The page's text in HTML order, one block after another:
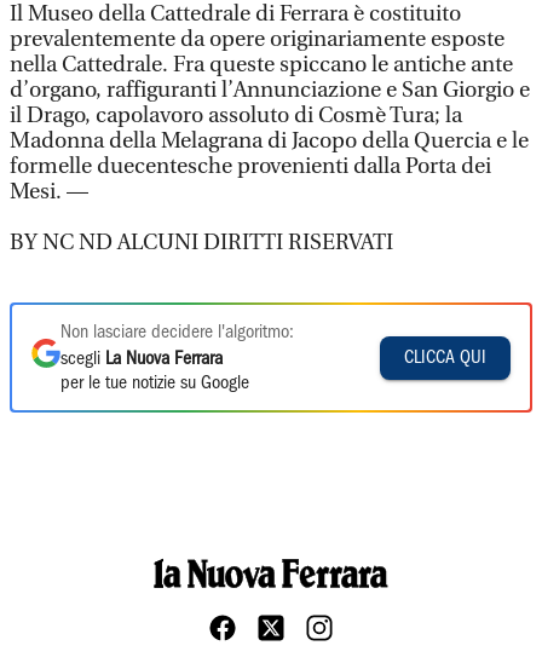
Il Museo della Cattedrale di Ferrara è costituito
prevalentemente da opere originariamente esposte
nella Cattedrale. Fra queste spiccano le antiche ante
d’organo, raffiguranti l’Annunciazione e San Giorgio e
il Drago, capolavoro assoluto di Cosmè Tura; la
Madonna della Melagrana di Jacopo della Quercia e le
formelle duecentesche provenienti dalla Porta dei
Mesi. —
BY NC ND ALCUNI DIRITTI RISERVATI
Non lasciare decidere l'algoritmo:
scegli La Nuova Ferrara
per le tue notizie su Google
CLICCA QUI